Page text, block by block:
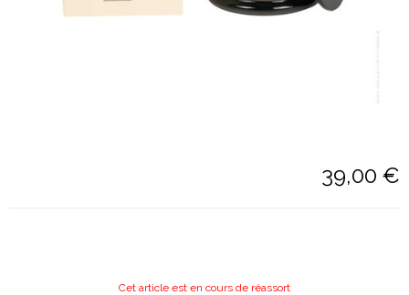
39,00 €
Cet article est en cours de réassort